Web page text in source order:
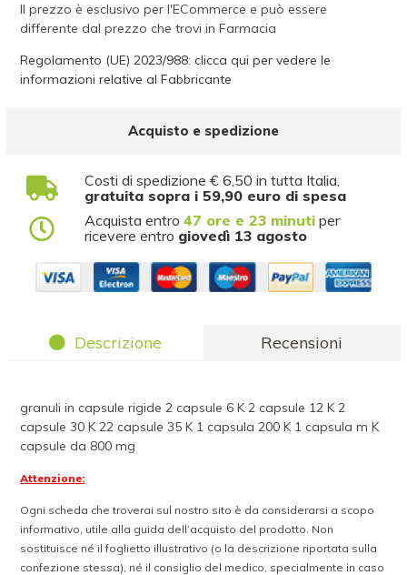
Il prezzo è esclusivo per l'ECommerce e può essere
differente dal prezzo che trovi in Farmacia
Regolamento (UE) 2023/988: clicca qui per vedere le
informazioni relative al Fabbricante
Acquisto e spedizione
Costi di spedizione € 6,50 in tutta Italia,
gratuita sopra i 59,90 euro di spesa
Acquista entro47 ore e 23 minuti per
ricevere entro giovedì 13 agosto
Descrizione Recensioni
granuli in capsule rigide 2 capsule 6 K 2 capsule 12 K 2
capsule 30 K 22 capsule 35 K 1 capsula 200 K 1 capsula m K
capsule da 800 mg
Attenzione:
Ogni scheda che troverai sul nostro sito è da considerarsi a scopo
informativo, utile alla guida dell’acquisto del prodotto. Non
sostituisce né il foglietto illustrativo (o la descrizione riportata sulla
confezione stessa), né il consiglio del medico, specialmente in caso